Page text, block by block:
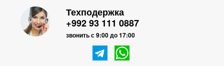
Техподержка
+992 93 111 0887
звонить с 9:00 до 17:00